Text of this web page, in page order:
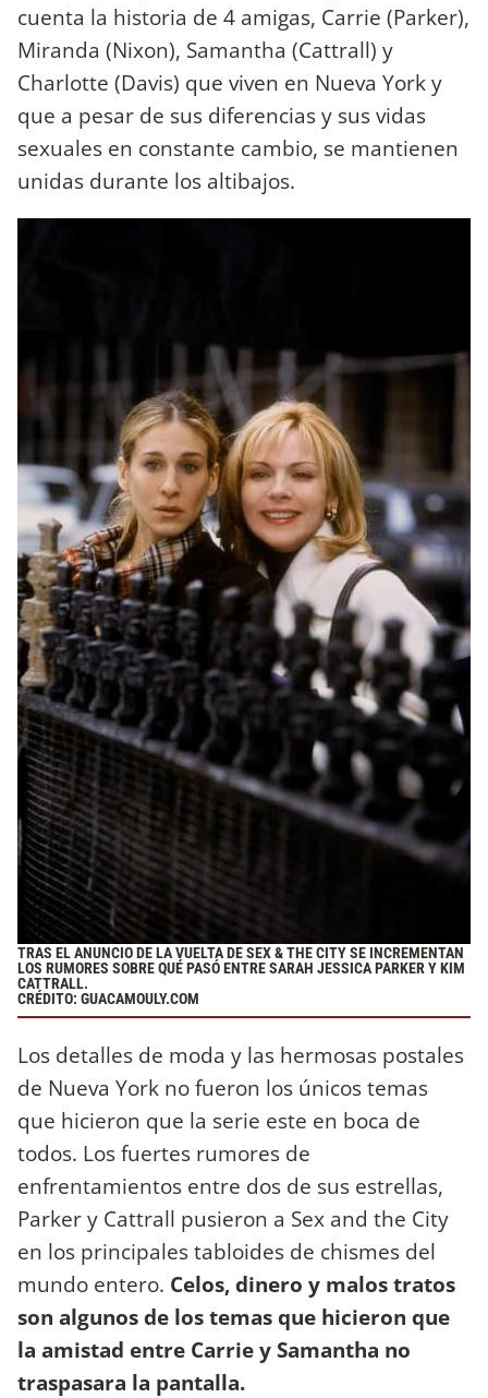
cuenta la historia de 4 amigas, Carrie (Parker),
Miranda (Nixon), Samantha (Cattrall) y
Charlotte (Davis) que viven en Nueva York y
que a pesar de sus diferencias y sus vidas
sexuales en constante cambio, se mantienen
unidas durante los altibajos.
TRAS EL ANUNCIO DE LA VUELTA DE SEX & THE CITY SE INCREMENTAN
LOS RUMORES SOBRE QUÉ PASÓ ENTRE SARAH JESSICA PARKER Y KIM
CATTRALL.
CRÉDITO: GUACAMOULY.COM
Los detalles de moda y las hermosas postales
de Nueva York no fueron los únicos temas
que hicieron que la serie este en boca de
todos. Los fuertes rumores de
enfrentamientos entre dos de sus estrellas,
Parker y Cattrall pusieron a Sex and the City
en los principales tabloides de chismes del
mundo entero. Celos, dinero y malos tratos
son algunos de los temas que hicieron que
la amistad entre Carrie y Samantha no
traspasara la pantalla.